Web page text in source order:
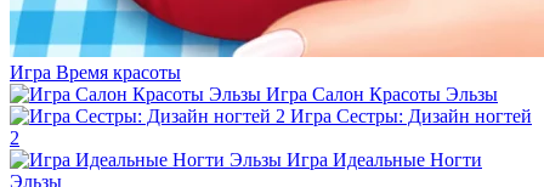
Игра Время красоты
Игра Салон Красоты Эльзы
Игра Сестры: Дизайн ногтей
2
Игра Идеальные Ногти
Эльзы